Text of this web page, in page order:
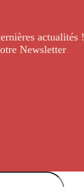
actualités !
Newsletter.